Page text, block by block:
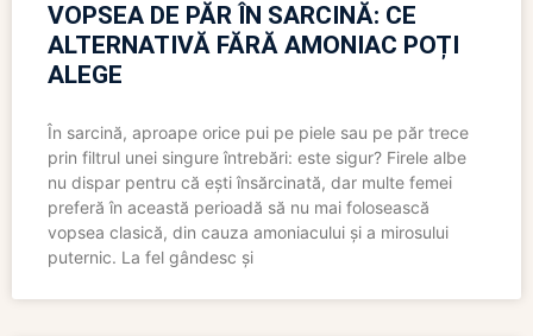
VOPSEA DE PĂR ÎN SARCINĂ: CE
ALTERNATIVĂ FĂRĂ AMONIAC POȚI
ALEGE
În sarcină, aproape orice pui pe piele sau pe păr trece
prin filtrul unei singure întrebări: este sigur? Firele albe
nu dispar pentru că ești însărcinată, dar multe femei
preferă în această perioadă să nu mai folosească
vopsea clasică, din cauza amoniacului și a mirosului
puternic. La fel gândesc și